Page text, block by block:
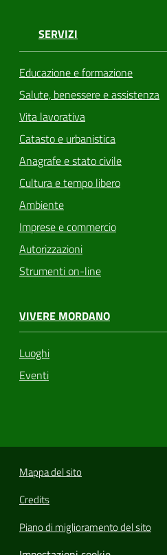
SERVIZI
Educazione e formazione
Salute, benessere e assistenza
Vita lavorativa
Catasto e urbanistica
Anagrafe e stato civile
Cultura e tempo libero
Ambiente
Imprese e commercio
Autorizzazioni
Strumenti on-line
VIVERE MORDANO
Luoghi
Eventi
Mappa del sito
Credits
Piano di miglioramento del sito